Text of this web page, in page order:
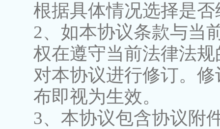
根据具体情况选择是
2、如本协议条款与当
权在遵守当前法律法
对本协议进行修订。
布即视为生效。
3、本协议包含协议附